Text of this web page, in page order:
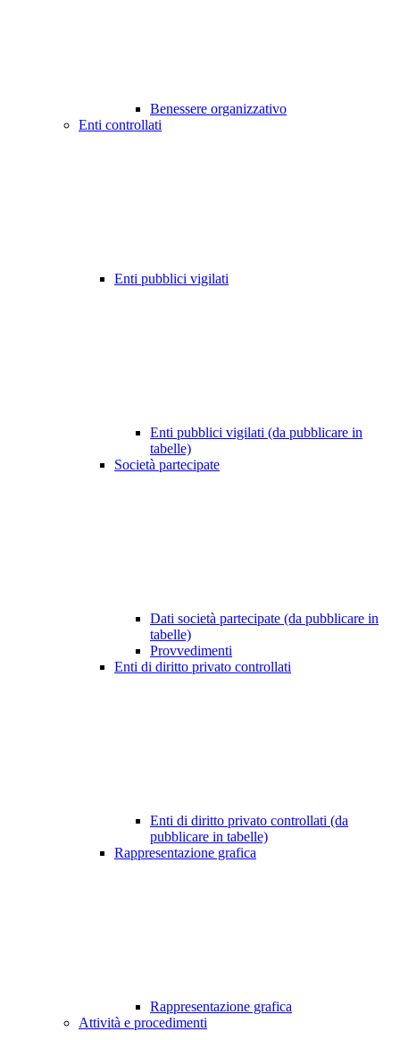
Benessere organizzativo
Enti controllati
Enti pubblici vigilati
Enti pubblici vigilati (da pubblicare in
tabelle)
Società partecipate
Dati società partecipate (da pubblicare in
tabelle)
Provvedimenti
Enti di diritto privato controllati
Enti di diritto privato controllati (da
pubblicare in tabelle)
Rappresentazione grafica
Rappresentazione grafica
Attività e procedimenti